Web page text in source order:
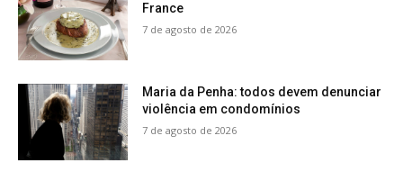
France
7 de agosto de 2026
Maria da Penha: todos devem denunciar
violência em condomínios
7 de agosto de 2026